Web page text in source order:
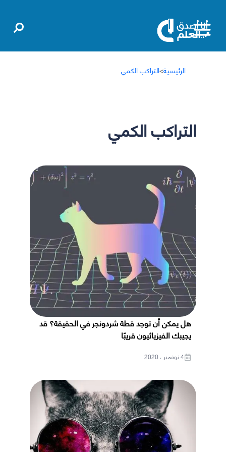
الرئيسية>التراكب الكمي
التراكب الكمي
هل يمكن أن توجد قطة شردونجر في الحقيقة؟ قد
يجيبك الفيزيائيون قريبًا
4 نوفمبر ، 2020